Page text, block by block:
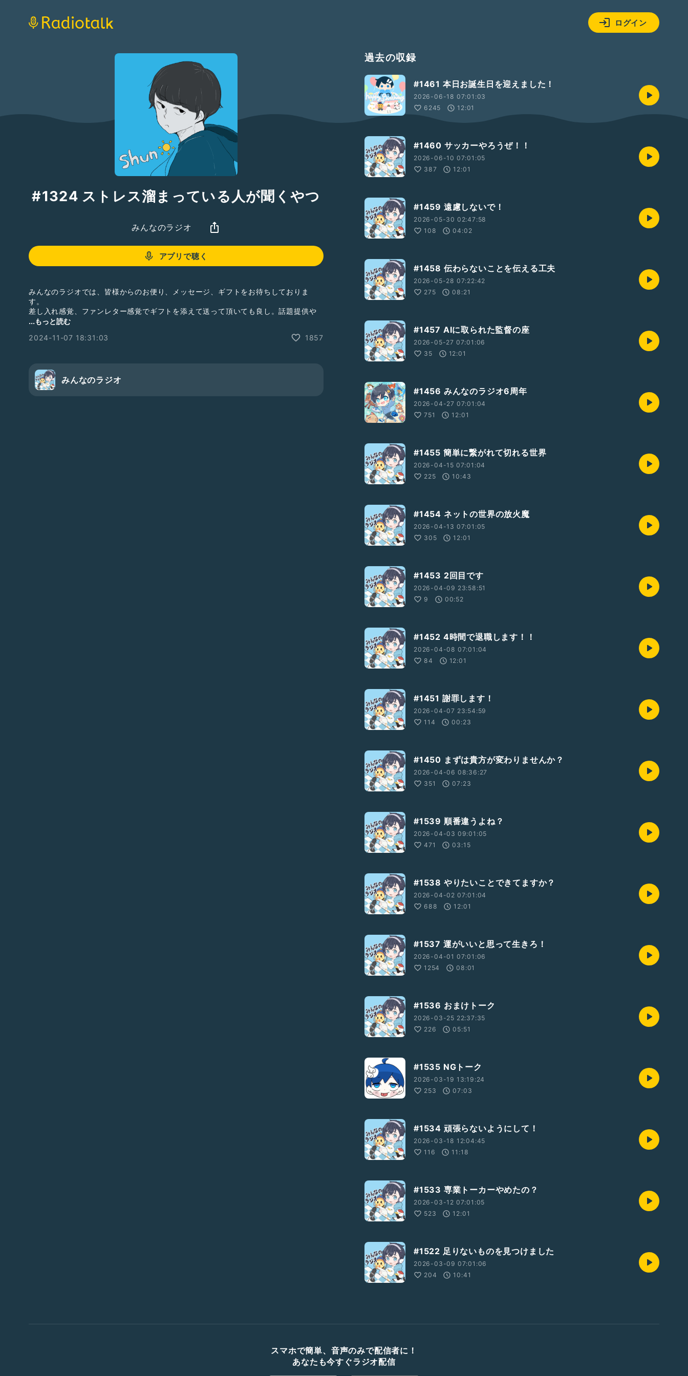
ログイン
#1324 ストレス溜まっている人が聞くやつ
みんなのラジオ
アプリで聴く
みんなのラジオでは、皆様からのお便り、メッセージ、ギフトをお待ちしておりま
す。
差し入れ感覚、ファンレター感覚でギフトを添えて送って頂いても良し。話題提供や
質問等、ラジオで読んでほしいお便りを送ってい頂いても良し。
#男性トーカー #ひとり語り
...もっと読む
2024-11-07 18:31:03
1857
みんなのラジオ
過去の収録
#1461 本日お誕生日を迎えました！
2026-06-18 07:01:03
6245
12:01
#1460 サッカーやろうぜ！！
2026-06-10 07:01:05
387
12:01
#1459 遠慮しないで！
2026-05-30 02:47:58
108
04:02
#1458 伝わらないことを伝える工夫
2026-05-28 07:22:42
275
08:21
#1457 AIに取られた監督の座
2026-05-27 07:01:06
35
12:01
#1456 みんなのラジオ6周年
2026-04-27 07:01:04
751
12:01
#1455 簡単に繋がれて切れる世界
2026-04-15 07:01:04
225
10:43
#1454 ネットの世界の放火魔
2026-04-13 07:01:05
305
12:01
#1453 2回目です
2026-04-09 23:58:51
9
00:52
#1452 4時間で退職します！！
2026-04-08 07:01:04
84
12:01
#1451 謝罪します！
2026-04-07 23:54:59
114
00:23
#1450 まずは貴方が変わりませんか？
2026-04-06 08:36:27
351
07:23
#1539 順番違うよね？
2026-04-03 09:01:05
471
03:15
#1538 やりたいことできてますか？
2026-04-02 07:01:04
688
12:01
#1537 運がいいと思って生きろ！
2026-04-01 07:01:06
1254
08:01
#1536 おまけトーク
2026-03-25 22:37:35
226
05:51
#1535 NGトーク
2026-03-19 13:19:24
253
07:03
#1534 頑張らないようにして！
2026-03-18 12:04:45
116
11:18
#1533 専業トーカーやめたの？
2026-03-12 07:01:05
523
12:01
#1522 足りないものを見つけました
2026-03-09 07:01:06
204
10:41
スマホで簡単、音声のみで配信者に！
あなたも今すぐラジオ配信